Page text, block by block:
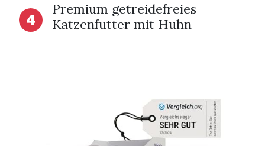
4
Premium getreidefreies
Katzenfutter mit Huhn